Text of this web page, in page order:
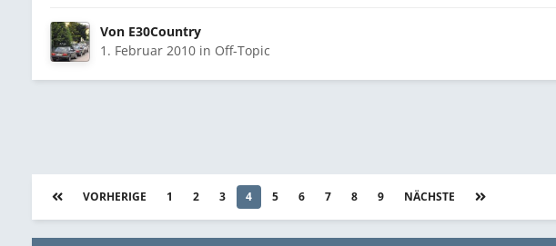
Von E30Country
1. Februar 2010 in Off-Topic
VORHERIGE 1 2 3 4 5 6 7 8 9 NÄCHSTE